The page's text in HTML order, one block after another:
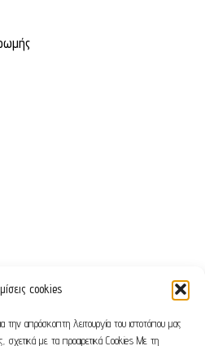
cookies
την απρόσκοπτη λειτουργία του ιστοτόπου μας
με τα προαιρετικά Cookies Με τη
All Rights Reserved. E-shop
by Webleaders.gr